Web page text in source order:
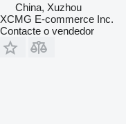
China, Xuzhou
XCMG E-commerce Inc.
Contacte o vendedor